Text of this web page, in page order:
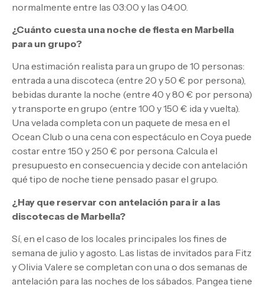
normalmente entre las 03:00 y las 04:00.
¿Cuánto cuesta una noche de fiesta en Marbella
para un grupo?
Una estimación realista para un grupo de 10 personas:
entrada a una discoteca (entre 20 y 50 € por persona),
bebidas durante la noche (entre 40 y 80 € por persona)
y transporte en grupo (entre 100 y 150 € ida y vuelta).
Una velada completa con un paquete de mesa en el
Ocean Club o una cena con espectáculo en Coya puede
costar entre 150 y 250 € por persona. Calcula el
presupuesto en consecuencia y decide con antelación
qué tipo de noche tiene pensado pasar el grupo.
¿Hay que reservar con antelación para ir a las
discotecas de Marbella?
Sí, en el caso de los locales principales los fines de
semana de julio y agosto. Las listas de invitados para Fitz
y Olivia Valere se completan con una o dos semanas de
antelación para las noches de los sábados. Pangea tiene